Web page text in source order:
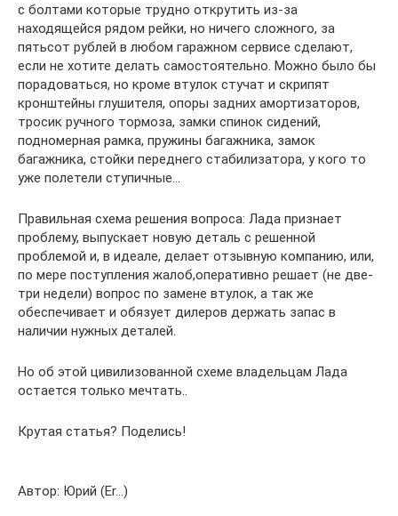
с болтами которые трудно открутить из-за
находящейся рядом рейки, но ничего сложного, за
пятьсот рублей в любом гаражном сервисе сделают,
если не хотите делать самостоятельно. Можно было бы
порадоваться, но кроме втулок стучат и скрипят
кронштейны глушителя, опоры задних амортизаторов,
тросик ручного тормоза, замки спинок сидений,
подномерная рамка, пружины багажника, замок
багажника, стойки переднего стабилизатора, у кого то
уже полетели ступичные…
Правильная схема решения вопроса: Лада признает
проблему, выпускает новую деталь с решенной
проблемой и, в идеале, делает отзывную компанию, или,
по мере поступления жалоб,оперативно решает (не две-
три недели) вопрос по замене втулок, а так же
обеспечивает и обязует дилеров держать запас в
наличии нужных деталей.
Но об этой цивилизованной схеме владельцам Лада
остается только мечтать..
Крутая статья? Поделись!
Автор: Юрий (Er…)